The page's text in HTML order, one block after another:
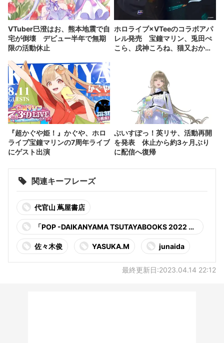
VTuber巳澄はお、熊本地震で自
宅が倒壊 デビュー半年で無期
限の活動休止
ホロライブ×VTeeのコラボアパ
レル発売 宝鐘マリン、兎田ぺ
こら、戌神ころね、猫又おかゆ
『超かぐや姫！』かぐや、ホロ
ライブ宝鐘マリンの7周年ライブ
にゲスト出演
ぶいすぽっ！英リサ、活動再開
を発表 休止から約3ヶ月ぶり
に配信へ復帰
関連キーフレーズ
代官山 蔦屋書店
MMER- 」
佐々木俊
YASUKA.M junaida
最終更新日:2023.04.14 22:12